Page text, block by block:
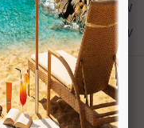
excl BTW
€ 56,01 incl BTW